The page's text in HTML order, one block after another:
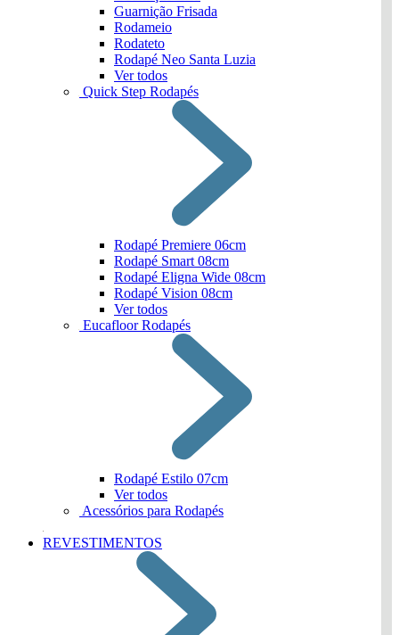
Guarnição Frisada
Rodameio
Rodateto
Rodapé Neo Santa Luzia
Ver todos
Quick Step Rodapés
Rodapé Premiere 06cm
Rodapé Smart 08cm
Rodapé Eligna Wide 08cm
Rodapé Vision 08cm
Ver todos
Eucafloor Rodapés
Rodapé Estilo 07cm
Ver todos
Acessórios para Rodapés
REVESTIMENTOS